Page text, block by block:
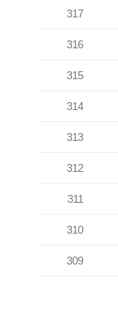
317
316
315
314
313
312
311
310
309